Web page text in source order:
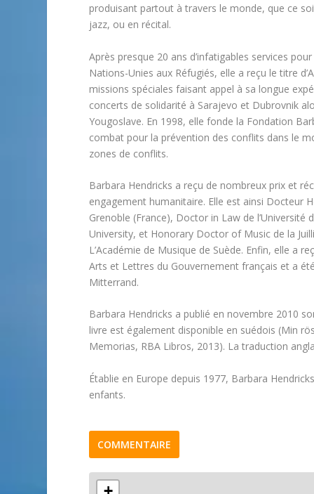
produisant partout à travers le monde, que ce
jazz, ou en récital.
Après presque 20 ans d’infatigables services
Nations-Unies aux Réfugiés, elle a reçu le titre
missions spéciales faisant appel à sa longue
concerts de solidarité à Sarajevo et Dubrovnik
Yougoslave. En 1998, elle fonde la Fondation
combat pour la prévention des conflits dans le
zones de conflits.
Barbara Hendricks a reçu de nombreux prix et
engagement humanitaire. Elle est ainsi Docteur
Grenoble (France), Doctor in Law de
University, et Honorary Doctor of Music de la
L’Académie de Musique de Suède. Enfin, elle a
Arts et Lettres du Gouvernement français et a
Mitterrand.
Barbara Hendricks a publié en novembre 2010
livre est également disponible en suédois (Min
Memorias, RBA Libros, 2013). La traduction
Établie en Europe depuis 1977, Barbara
enfants.
COMMENTAIRE